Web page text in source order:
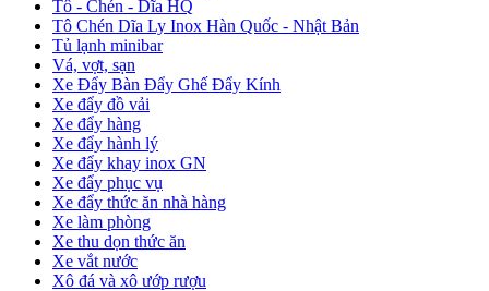
Tô - Chén - Dĩa HQ
Tô Chén Dĩa Ly Inox Hàn Quốc - Nhật Bản
Tủ lạnh minibar
Vá, vợt, sạn
Xe Đẩy Bàn Đẩy Ghế Đẩy Kính
Xe đẩy đồ vải
Xe đẩy hàng
Xe đẩy hành lý
Xe đẩy khay inox GN
Xe đẩy phục vụ
Xe đẩy thức ăn nhà hàng
Xe làm phòng
Xe thu dọn thức ăn
Xe vắt nước
Xô đá và xô ướp rượu